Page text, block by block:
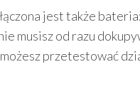
jest także bateria:
musisz od razu
przetestować